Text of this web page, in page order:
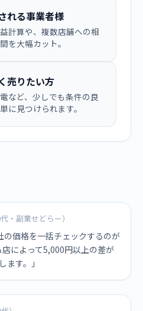
れる事業者様
計算や、複数店舗への相
を大幅カット。
売りたい方
など、少しでも条件の良
に見つけられます。
・副業せどらー）
の価格を一括チェックするのが
によって5,000円以上の差が
ます。」